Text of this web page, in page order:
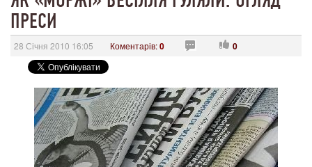
ПРЕСИ
28 Січня 2010 16:05 Коментарів:0 0